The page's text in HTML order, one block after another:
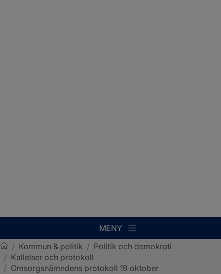
MENY
Sotenäs kommun
/ Kommun & politik / Politik och demokrati
/ Kallelser och protokoll
/ Omsorgsnämndens protokoll 19 oktober